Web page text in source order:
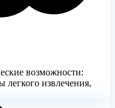
возможности:
легкого извлечения,